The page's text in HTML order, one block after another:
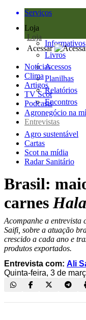
Serviços
Loja
Loja
Informativos
Livros
Acessos
Planilhas
Relatórios
Encontros
Acessar
Notícias
Clima
Artigos
TV Scot
Podcasts
Agronegócio na
Entrevistas
Agro sustentável
Cartas
Scot na mídia
Radar Sanitário
Brasil:
carnes
Acompanhe a
Saifi, sobre a atuação
crescido a cada ano e
produtos exportados.
Entrevista com: Ali
Quinta-feira, 3 de